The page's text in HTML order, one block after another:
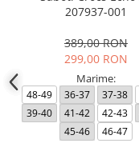
207937-001
389,00 RON
299,00 RON
Marime:
48-49 36-37 37-38
39-40
41-42 42-43
45-46
46-47